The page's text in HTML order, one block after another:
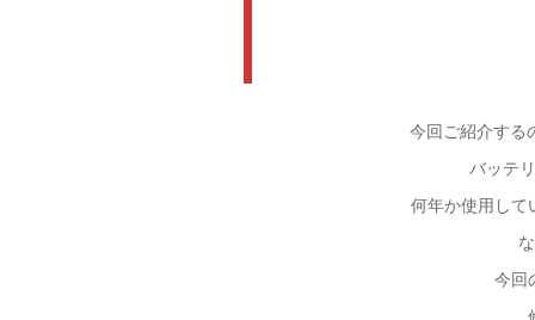
今回ご紹介する
バッテ
何年か使用して
今回